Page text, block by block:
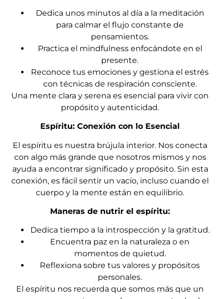
Dedica unos minutos al día a la meditación
para calmar el flujo constante de
pensamientos.
Practica el mindfulness enfocándote en el
presente.
Reconoce tus emociones y gestiona el estrés
con técnicas de respiración consciente.
Una mente clara y serena es esencial para vivir con
propósito y autenticidad.
Espíritu: Conexión con lo Esencial
El espíritu es nuestra brújula interior. Nos conecta
con algo más grande que nosotros mismos y nos
ayuda a encontrar significado y propósito. Sin esta
conexión, es fácil sentir un vacío, incluso cuando el
cuerpo y la mente están en equilibrio.
Maneras de nutrir el espíritu:
Dedica tiempo a la introspección y la gratitud.
Encuentra paz en la naturaleza o en
momentos de quietud.
Reflexiona sobre tus valores y propósitos
personales.
El espíritu nos recuerda que somos más que un